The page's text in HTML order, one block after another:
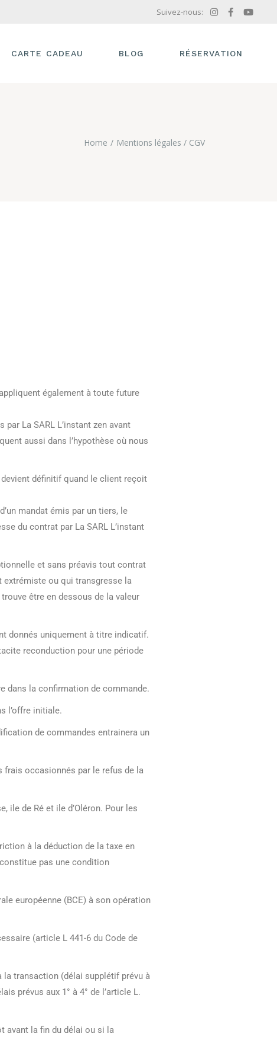
Suivez-nous:
CARTE CADEAU BLOG RÉSERVATION
Home Mentions légales / CGV
également à toute future
La SARL L’instant zen avant
aussi dans l’hypothèse où nous
définitif quand le client reçoit
mandat émis par un tiers, le
du contrat par La SARL L’instant
et sans préavis tout contrat
extrémiste ou qui transgresse la
être en dessous de la valeur
donnés uniquement à titre indicatif.
reconduction pour une période
dans la confirmation de commande.
l’offre initiale.
de commandes entrainera un
frais occasionnés par le refus de la
ile de Ré et ile d’Oléron. Pour les
à la déduction de la taxe en
pas une condition
européenne (BCE) à son opération
(article L 441-6 du Code de
la transaction (délai supplétif prévu à
prévus aux 1° à 4° de l’article L.
avant la fin du délai ou si la